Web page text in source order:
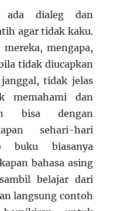
ada dialeg dan
agar tidak kaku.
mengapa,
tidak diucapkan
tidak jelas
memahami dan
bisa dengan
sehari-hari
biasanya
bahasa asing
belajar dari
langsung contoh